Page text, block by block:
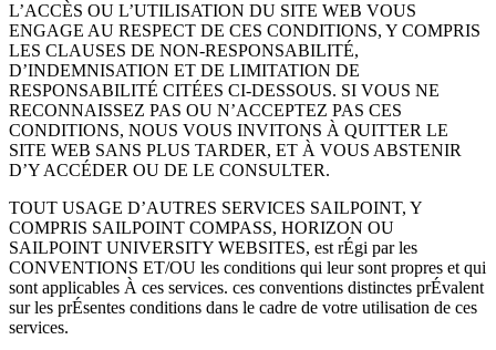
L’ACCÈS OU L’UTILISATION DU SITE WEB VOUS
ENGAGE AU RESPECT DE CES CONDITIONS, Y COMPRIS
LES CLAUSES DE NON-RESPONSABILITÉ,
D’INDEMNISATION ET DE LIMITATION DE
RESPONSABILITÉ CITÉES CI-DESSOUS. SI VOUS NE
RECONNAISSEZ PAS OU N’ACCEPTEZ PAS CES
CONDITIONS, NOUS VOUS INVITONS À QUITTER LE
SITE WEB SANS PLUS TARDER, ET À VOUS ABSTENIR
D’Y ACCÉDER OU DE LE CONSULTER.
TOUT USAGE D’AUTRES SERVICES SAILPOINT, Y
COMPRIS SAILPOINT COMPASS, HORIZON OU
SAILPOINT UNIVERSITY WEBSITES, est rÉgi par les
CONVENTIONS ET/OU les conditions qui leur sont propres et qui
sont applicables À ces services. ces conventions distinctes prÉvalent
sur les prÉsentes conditions dans le cadre de votre utilisation de ces
services.